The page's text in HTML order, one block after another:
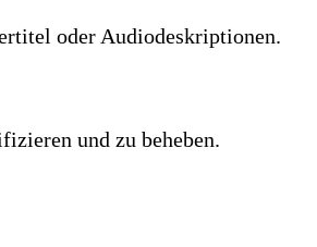
oder Audiodeskriptionen.
und zu beheben.